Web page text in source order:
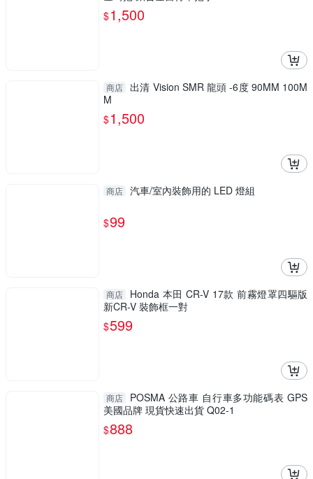
$1,500
商店
出清 Vision SMR 龍頭 -6度 90MM 100M
M
$1,500
商店 汽車/室內裝飾用的 LED 燈組
$99
商店
Honda 本田 CR-V 17款 前霧燈罩四驅版
新CR-V 裝飾框一對
$599
商店
POSMA 公路車 自行車多功能碼表 GPS
美國品牌 現貨快速出貨 Q02-1
$888